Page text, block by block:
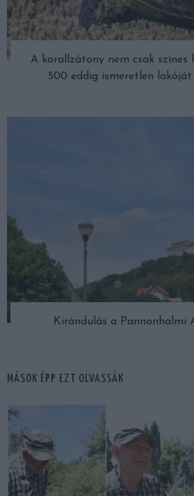
A korallzátony nem csak színes
500 eddig ismeretlen
Kirándulás a Pannonhalmi
MÁSOK ÉPP EZT OLVASSÁK